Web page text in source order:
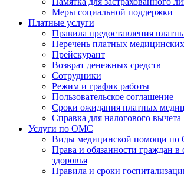
Меры социальной поддержки
Платные услуги
Правила предоставления
Перечень платных
Прейскурант
Возврат денежных средств
Сотрудники
Режим и график работы
Пользовательское соглашение
Сроки ожидания платных
Справка для налогового вычета
Услуги по ОМС
Виды медицинской помощи
Права и обязанности граждан в
здоровья
Правила и сроки